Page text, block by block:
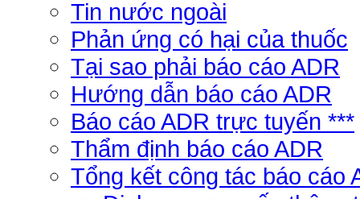
Tin nước ngoài
Phản ứng có hại của thuốc
Tại sao phải báo cáo ADR
Hướng dẫn báo cáo ADR
Báo cáo ADR trực tuyến ***
Thẩm định báo cáo ADR
Tổng kết công tác báo cáo